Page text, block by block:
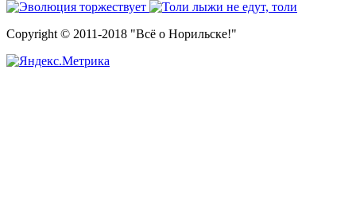
Copyright © 2011-2018 "Всё о Норильске!"